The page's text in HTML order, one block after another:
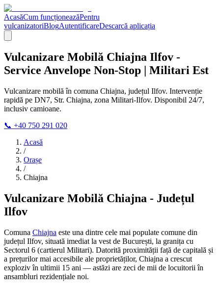
AcasăCum funcționeazăPentru
vulcanizatoriBlogAutentificareDescarcă aplicația
Vulcanizare Mobilă Chiajna Ilfov -
Service Anvelope Non-Stop | Militari Est
Vulcanizare mobilă în comuna Chiajna, județul Ilfov. Intervenție
rapidă pe DN7, Str. Chiajna, zona Militari-Ilfov. Disponibil 24/7,
inclusiv camioane.
📞 +40 750 291 020
Acasă
/
Orașe
/
Chiajna
Vulcanizare Mobilă Chiajna - Județul
Ilfov
Comuna Chiajna este una dintre cele mai populate comune din
județul Ilfov, situată imediat la vest de București, la granița cu
Sectorul 6 (cartierul Militari). Datorită proximității față de capitală și
a prețurilor mai accesibile ale proprietăților, Chiajna a crescut
exploziv în ultimii 15 ani — astăzi are zeci de mii de locuitorii în
ansambluri rezidențiale noi.